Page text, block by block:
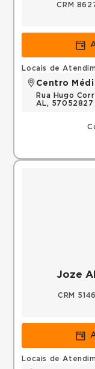
CRM
Locais de
Centro
Rua Hugo
AL, 57052827
Joze
CRM
Locais de